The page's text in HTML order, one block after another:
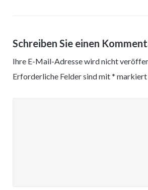
Schreiben Sie einen
Ihre E-Mail-Adresse wird nicht
Erforderliche Felder sind mit* markiert